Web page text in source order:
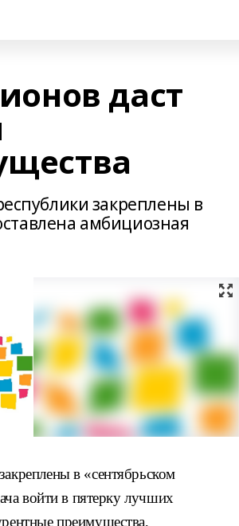
даст
закреплены в
амбициозная
в «сентябрьском
войти в пятерку лучших
преимущества,